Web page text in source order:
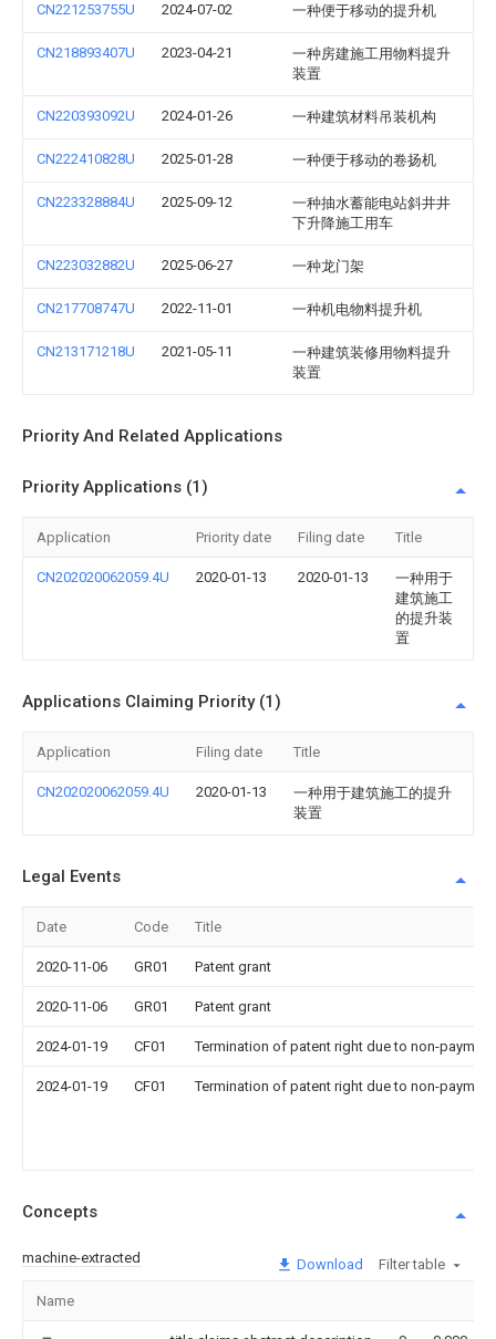
CN221253755U 2024-07-02 一种便于移动的提升机
CN218893407U 2023-04-21
一种房建施工用物料提升
装置
CN220393092U 2024-01-26 一种建筑材料吊装机构
CN222410828U 2025-01-28 一种便于移动的卷扬机
CN223328884U 2025-09-12
一种抽水蓄能电站斜井井
下升降施工用车
CN223032882U 2025-06-27 一种龙门架
CN217708747U 2022-11-01 一种机电物料提升机
CN213171218U 2021-05-11
一种建筑装修用物料提升
装置
Priority And Related Applications
Priority Applications (1)
Application Priority date Filing date Title
CN202020062059.4U 2020-01-13 2020-01-13
一种用于
建筑施工
的提升装
置
Applications Claiming Priority (1)
Application Filing date Title
CN202020062059.4U 2020-01-13
一种用于建筑施工的提升
装置
Legal Events
Date Code Title
2020-11-06 GR01 Patent grant
2020-11-06 GR01 Patent grant
2024-01-19 CF01 Termination of patent right due to non-
2024-01-19 CF01 Termination of patent right due to non-
Concepts
machine-extracted Download Filter table
Name